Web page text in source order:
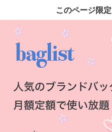
このページ限